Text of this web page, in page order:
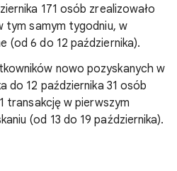
171 osób zrealizowało
tym samym tygodniu, w
(od 6 do 12 października).
nowo pozyskanych w
do 12 października 31 osób
transakcję w pierwszym
(od 13 do 19 października).